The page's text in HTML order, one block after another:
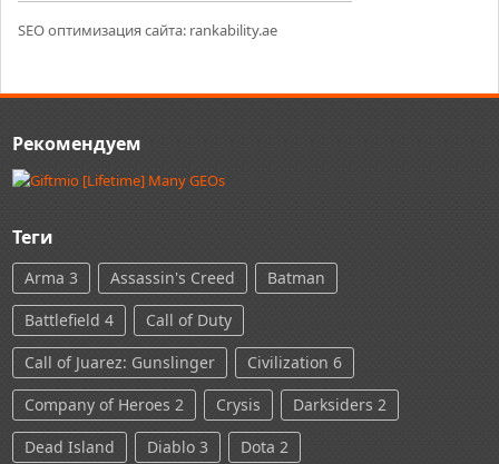
SEO оптимизация сайта: rankability.ae
Рекомендуем
Теги
Arma 3 Assassin's Creed
Batman
Battlefield 4
Call of Duty
Call of Juarez: Gunslinger
Civilization 6
Company of Heroes 2
Crysis
Darksiders 2
Dead Island
Diablo 3
Dota 2